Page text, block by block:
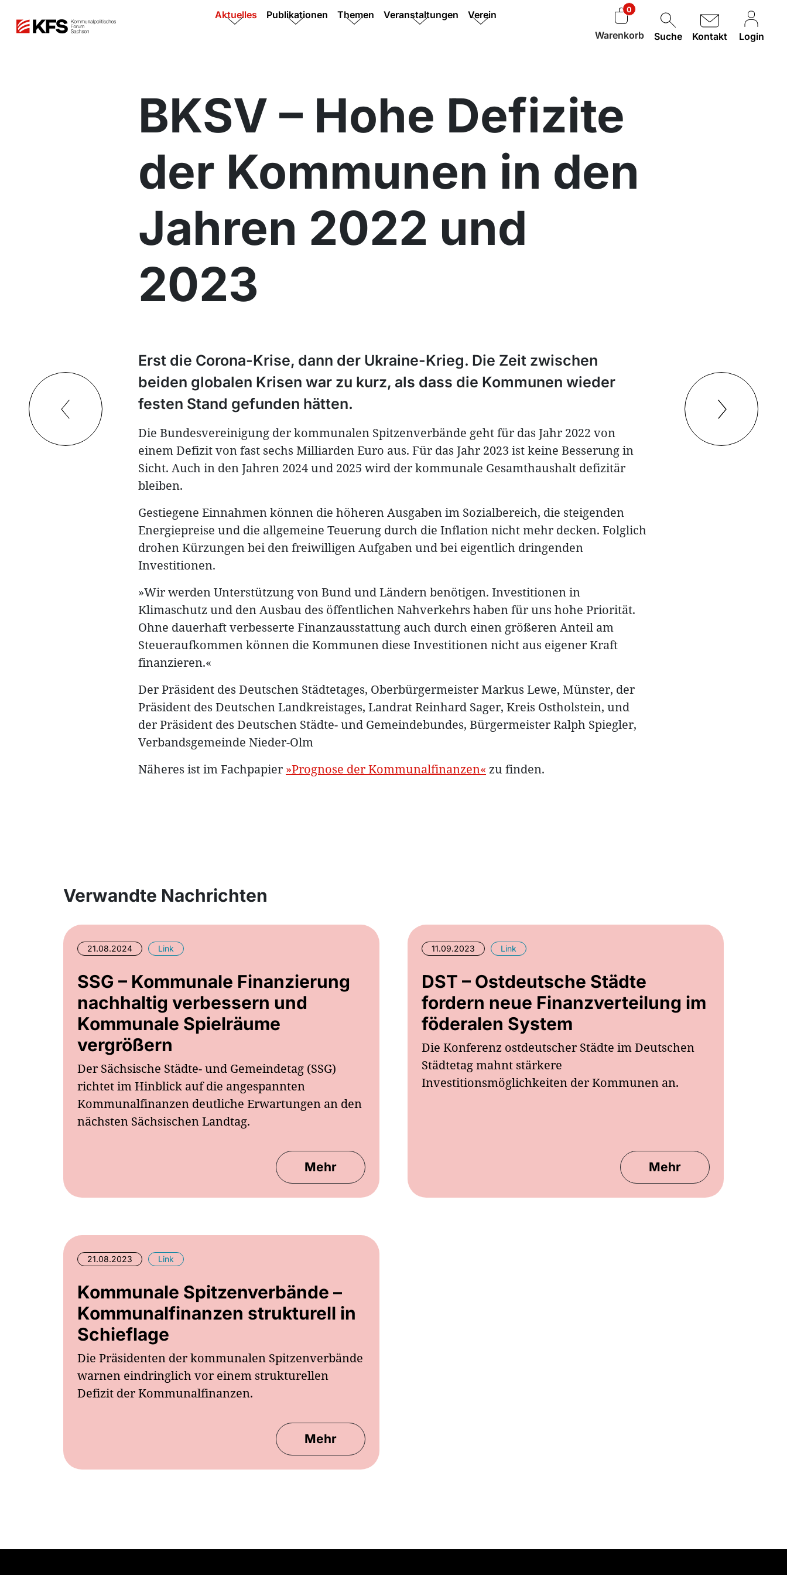
Aktuelles Publikationen Themen Veranstaltungen Verein 0
Warenkorb Suche Kontakt Login
BKSV – Hohe Defizite
der Kommunen in den
Jahren 2022 und
2023
Erst die Corona-Krise, dann der Ukraine-Krieg. Die Zeit zwischen
beiden globalen Krisen war zu kurz, als dass die Kommunen wieder
festen Stand gefunden hätten.
Die Bundesvereinigung der kommunalen Spitzenverbände geht für das Jahr 2022 von
einem Defizit von fast sechs Milliarden Euro aus. Für das Jahr 2023 ist keine Besserung in
Sicht. Auch in den Jahren 2024 und 2025 wird der kommunale Gesamthaushalt defizitär
bleiben.
Gestiegene Einnahmen können die höheren Ausgaben im Sozialbereich, die steigenden
Energiepreise und die allgemeine Teuerung durch die Inflation nicht mehr decken. Folglich
drohen Kürzungen bei den freiwilligen Aufgaben und bei eigentlich dringenden
Investitionen.
»Wir werden Unterstützung von Bund und Ländern benötigen. Investitionen in
Klimaschutz und den Ausbau des öffentlichen Nahverkehrs haben für uns hohe Priorität.
Ohne dauerhaft verbesserte Finanzausstattung auch durch einen größeren Anteil am
Steueraufkommen können die Kommunen diese Investitionen nicht aus eigener Kraft
finanzieren.«
Der Präsident des Deutschen Städtetages, Oberbürgermeister Markus Lewe, Münster, der
Präsident des Deutschen Landkreistages, Landrat Reinhard Sager, Kreis Ostholstein, und
der Präsident des Deutschen Städte- und Gemeindebundes, Bürgermeister Ralph Spiegler,
Verbandsgemeinde Nieder-Olm
Näheres ist im Fachpapier »Prognose der Kommunalfinanzen« zu finden.
Verwandte Nachrichten
21.08.2024 Link
SSG – Kommunale Finanzierung
nachhaltig verbessern und
Kommunale Spielräume
vergrößern
Der Sächsische Städte- und Gemeindetag (SSG)
richtet im Hinblick auf die angespannten
Kommunalfinanzen deutliche Erwartungen an den
nächsten Sächsischen Landtag.
Mehr
11.09.2023 Link
DST – Ostdeutsche Städte
fordern neue Finanzverteilung im
föderalen System
Die Konferenz ostdeutscher Städte im Deutschen
Städtetag mahnt stärkere
Investitionsmöglichkeiten der Kommunen an.
Mehr
21.08.2023 Link
Kommunale Spitzenverbände –
Kommunalfinanzen strukturell in
Schieflage
Die Präsidenten der kommunalen Spitzenverbände
warnen eindringlich vor einem strukturellen
Defizit der Kommunalfinanzen.
Mehr